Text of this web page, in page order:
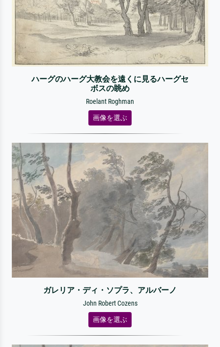
ハーグのハーグ大教会を遠くに見るハーグセ
ボスの眺め
Roelant Roghman
画像を選ぶ
ガレリア・ディ・ソプラ、アルバーノ
John Robert Cozens
画像を選ぶ